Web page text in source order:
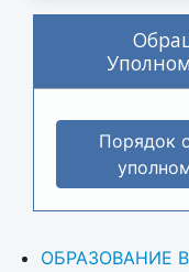
Порядок
ОБРАЗОВАНИЕ